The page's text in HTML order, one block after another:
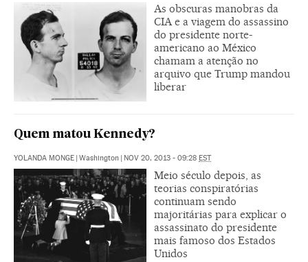
As obscuras manobras da
CIA e a viagem do assassino
do presidente norte-
americano ao México
chamam a atenção no
arquivo que Trump mandou
liberar
Quem matou Kennedy?
YOLANDA MONGE Washington NOV 20, 2013 - 09:28 EST
Meio século depois, as
teorias conspiratórias
continuam sendo
majoritárias para explicar o
assassinato do presidente
mais famoso dos Estados
Unidos